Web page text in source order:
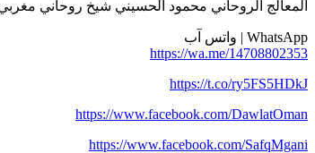
المعالج الروحاني محمود الحسيني شيخ روحاني مغربي يعمل مجانا
WhatsApp | واتس آب
https://wa.me/14708802353
https://t.co/ry5FS5HDkJ
https://www.facebook.com/DawlatOman
https://www.facebook.com/SafqMgani